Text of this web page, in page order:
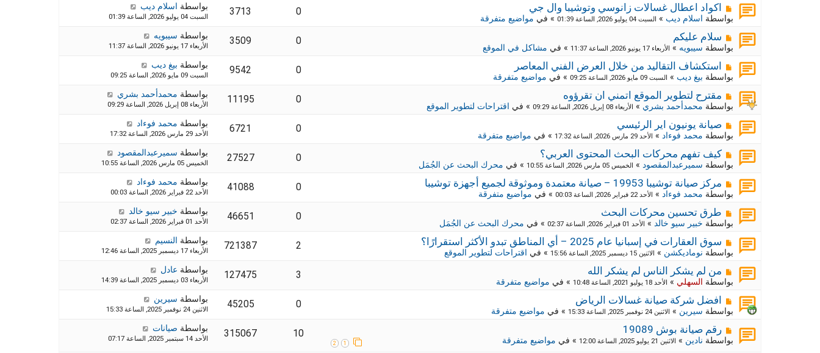
ر
ك
ة
ج
د
د
ة
م
ش
ر
ك
ة
ج
د
ة
اكواد اعطال غسالات زانوسي وتوشيبا وال جي
بواسطة اسلام ديب » السبت 04 يوليو 2026, الساعة 01:39 » في مواضيع متفرقة
0
3713 بواسطة اسلام ديب
السبت 04 يوليو 2026, الساعة 01:39
م
ش
ر
ك
ة
ج
د
د
ة
سلام عليكم
بواسطة سيبويه » الأربعاء 17 يونيو 2026, الساعة 11:37 » في مشاكل في الموقع
0
3509 بواسطة سيبويه
الأربعاء 17 يونيو 2026, الساعة 11:37
م
ش
ك
ة
ج
د
د
ة
استكشاف التقاليد من خلال العرض الفني المعاصر
بواسطة بيغ ديب » السبت 09 مايو 2026, الساعة 09:25 » في مواضيع متفرقة
0
9542 بواسطة بيغ ديب
السبت 09 مايو 2026, الساعة 09:25
م
ش
ر
ك
ة
ج
د
ة
مقترح لتطوير الموقع اتمني ان تقرؤوه
بواسطة محمدأحمد بشري » الأربعاء 08 إبريل 2026, الساعة 09:29 » في اقتراحات لتطوير الموقع
0
11195 بواسطة محمدأحمد بشري
الأربعاء 08 إبريل 2026, الساعة 09:29
م
ش
ر
ك
ة
ج
د
د
ة
صيانة يونيون اير الرئيسي
بواسطة محمد فوءاد » الأحد 29 مارس 2026, الساعة 17:32 » في مواضيع متفرقة
0
6721 بواسطة محمد فوءاد
الأحد 29 مارس 2026, الساعة 17:32
م
ش
ك
ة
ج
د
د
ة
كيف تفهم محركات البحث المحتوى العربي؟
بواسطة سميرعبدالمقصود » الخميس 05 مارس 2026, الساعة 10:55 » في محرك البحث عن الجُمَل
0
27527 بواسطة سميرعبدالمقصود
الخميس 05 مارس 2026, الساعة 10:55
م
ش
ر
ك
ة
ج
د
ة
مركز صيانة توشيبا 19953 – صيانة معتمدة وموثوقة لجميع أجهزة توشيبا
بواسطة محمد فوءاد » الأحد 22 فبراير 2026, الساعة 00:03 » في مواضيع متفرقة
0
41088 بواسطة محمد فوءاد
الأحد 22 فبراير 2026, الساعة 00:03
م
ش
ر
ك
ة
ج
د
د
ة
طرق تحسين محركات البحث
بواسطة خبير سيو خالد » الأحد 01 فبراير 2026, الساعة 02:37 » في محرك البحث عن الجُمَل
0
46651 بواسطة خبير سيو خالد
الأحد 01 فبراير 2026, الساعة 02:37
م
ش
ك
ة
ج
د
د
ة
سوق العقارات في إسبانيا عام 2025 – أي المناطق تبدو الأكثر استقرارًا؟
بواسطة نوماديكشن » الاثنين 15 ديسمبر 2025, الساعة 15:56 » في اقتراحات لتطوير الموقع
2
721387 بواسطة النسيم
الأربعاء 17 ديسمبر 2025, الساعة 12:46
م
ش
ر
ك
ة
ج
د
من لم يشكر الناس لم يشكر الله
بواسطة السهلي » الأحد 18 يوليو 2021, الساعة 10:48 » في مواضيع متفرقة
3
127475 بواسطة عادل
الأربعاء 03 ديسمبر 2025, الساعة 14:39
م
ش
ر
ك
ة
افضل شركة صيانة غسالات الرياض
بواسطة سيرين » الاثنين 24 نوفمبر 2025, الساعة 15:33 » في مواضيع متفرقة
0
45205 بواسطة سيرين
الاثنين 24 نوفمبر 2025, الساعة 15:33
م
ش
رقم صيانة بوش 19089
بواسطة نادين » الاثنين 21 يوليو 2025, الساعة 12:00 » في مواضيع متفرقة 1
2
10
315067 بواسطة صيانات
الأحد 14 سبتمبر 2025, الساعة 07:17